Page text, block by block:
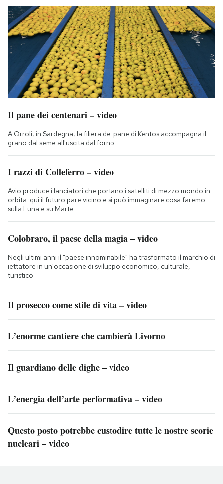
Il pane dei centenari – video
A Orroli, in Sardegna, la filiera del pane di Kentos accompagna il
grano dal seme all'uscita dal forno
I razzi di Colleferro – video
Avio produce i lanciatori che portano i satelliti di mezzo mondo in
orbita: qui il futuro pare vicino e si può immaginare cosa faremo
sulla Luna e su Marte
Colobraro, il paese della magia – video
Negli ultimi anni il "paese innominabile" ha trasformato il marchio di
iettatore in un'occasione di sviluppo economico, culturale,
turistico
Il prosecco come stile di vita – video
L’enorme cantiere che cambierà Livorno
Il guardiano delle dighe – video
L’energia dell’arte performativa – video
Questo posto potrebbe custodire tutte le nostre scorie
nucleari – video